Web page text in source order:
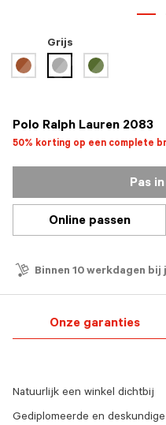
Polo Ralph Lauren 2083
50% korting op een complete
Grijs
geselecteerd
Pas
Online passen
Binnen 10 werkdagen
Onze garanties
Natuurlijk een winkel dichtbij
Gediplomeerde en